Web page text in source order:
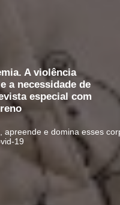
A violência
a necessidade de
especial com
e domina esses
19